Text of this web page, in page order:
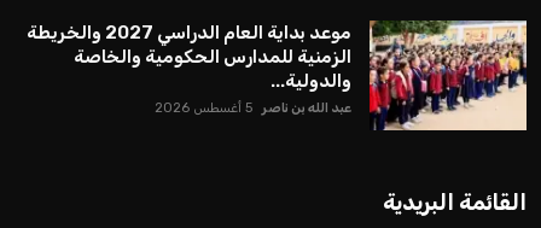
موعد بداية العام الدراسي 2027 والخريطة
الزمنية للمدارس الحكومية والخاصة
والدولية...
عبد الله بن ناصر 5 أغسطس 2026
القائمة البريدية